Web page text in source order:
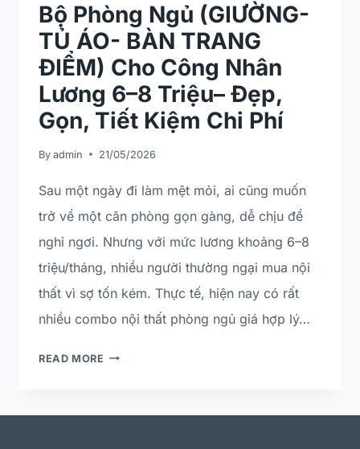
Bộ Phòng Ngủ (GIƯỜNG-
TỦ ÁO- BÀN TRANG
ĐIỂM) Cho Công Nhân
Lương 6–8 Triệu– Đẹp,
Gọn, Tiết Kiệm Chi Phí
By admin 21/05/2026
Sau một ngày đi làm mệt mỏi, ai cũng muốn
trở về một căn phòng gọn gàng, dễ chịu để
nghỉ ngơi. Nhưng với mức lương khoảng 6–8
triệu/tháng, nhiều người thường ngại mua nội
thất vì sợ tốn kém. Thực tế, hiện nay có rất
nhiều combo nội thất phòng ngủ giá hợp lý…
READ MORE